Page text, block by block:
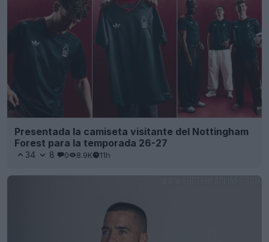
Presentada la camiseta visitante del Nottingham
Forest para la temporada 26-27
34 8 0 8.9K 11h